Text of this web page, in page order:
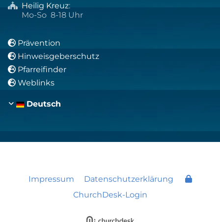
 Heilig Kreuz:
Mo-So 8-18 Uhr
 Prävention
 Hinweisgeberschutz
 Pfarreifinder
 Weblinks
Deutsch
Impressum
Datenschutzerklärung
ChurchDesk-Login